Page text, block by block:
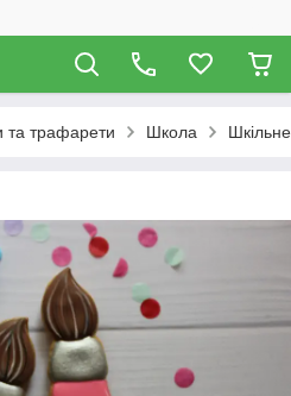
та трафарети Школа